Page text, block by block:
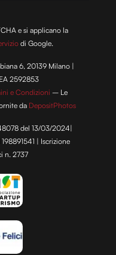
e si applicano la
di Google.
6, 20139 Milano |
2592853
e Condizioni – Le
da DepositPhotos
del 13/03/2024|
| Iscrizione
n. 2737